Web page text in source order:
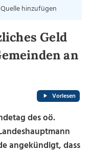
hinzufügen
Geld
an
Vorlesen
des oö.
angekündigt, dass